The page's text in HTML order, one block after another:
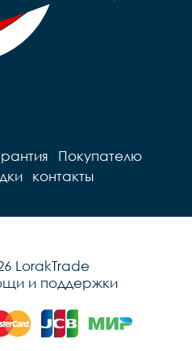
Покупателю
контакты
LorakTrade
и поддержки